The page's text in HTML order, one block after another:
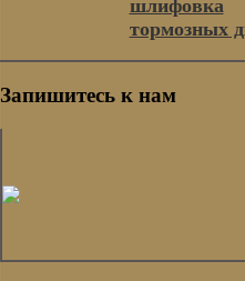
шлифовка
тормозных
Запишитесь к нам